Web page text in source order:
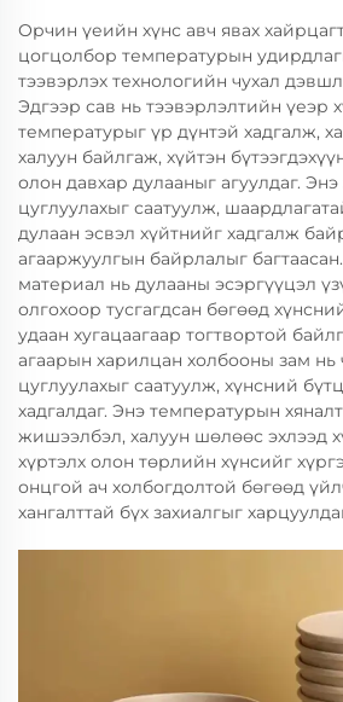
Орчин үеийн хүнс авч явах
цогцолбор температурын
тээвэрлэх технологийн чухал
Эдгээр сав нь тээвэрлэлтийн үеэр
температурыг үр дүнтэй хадгалж,
халуун байлгаж, хүйтэн
олон давхар дулааныг агуулдаг.
цуглуулахыг саатуулж,
дулаан эсвэл хүйтнийг хадгалж
агааржуулгын байрлалыг
материал нь дулааны эсэргүүцэл
олгохоор тусгагдсан бөгөөд
удаан хугацаагаар тогтвортой
агаарын харилцан холбооны зам нь
цуглуулахыг саатуулж, хүнсний
хадгалдаг. Энэ температурын
жишээлбэл, халуун шөлөөс эхлээд
хүртэлх олон төрлийн хүнсийг
онцгой ач холбогдолтой бөгөөд
хангалттай бүх захиалгыг